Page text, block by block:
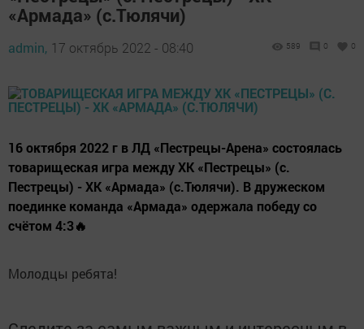
«Армада» (с.Тюлячи)
admin, 17 октябрь 2022 - 08:40 589 0 0
16 октября 2022 г в ЛД «Пестрецы-Арена» состоялась
товарищеская игра между ХК «Пестрецы» (с.
Пестрецы) - ХК «Армада» (с.Тюлячи). В дружеском
поединке команда «Армада» одержала победу со
счётом 4:3🔥
Молодцы ребята!